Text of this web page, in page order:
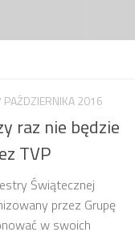
PAŹDZIERNIKA 2016
raz nie będzie
TVP
Świątecznej
przez Grupę
w swoich